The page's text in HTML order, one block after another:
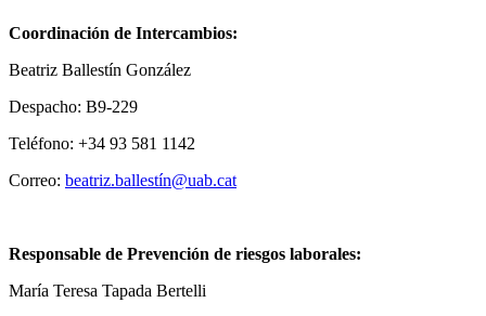
Coordinación de Intercambios:
Beatriz Ballestín González
Despacho: B9-229
Teléfono: +34 93 581 1142
Correo: beatriz.ballestín@uab.cat
Responsable de Prevención de riesgos laborales:
María Teresa Tapada Bertelli